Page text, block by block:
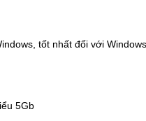
tốt nhất đối với
5Gb